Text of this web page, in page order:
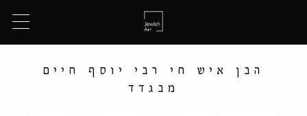
הבן איש חי רבי יוסף חיים
מבגדד